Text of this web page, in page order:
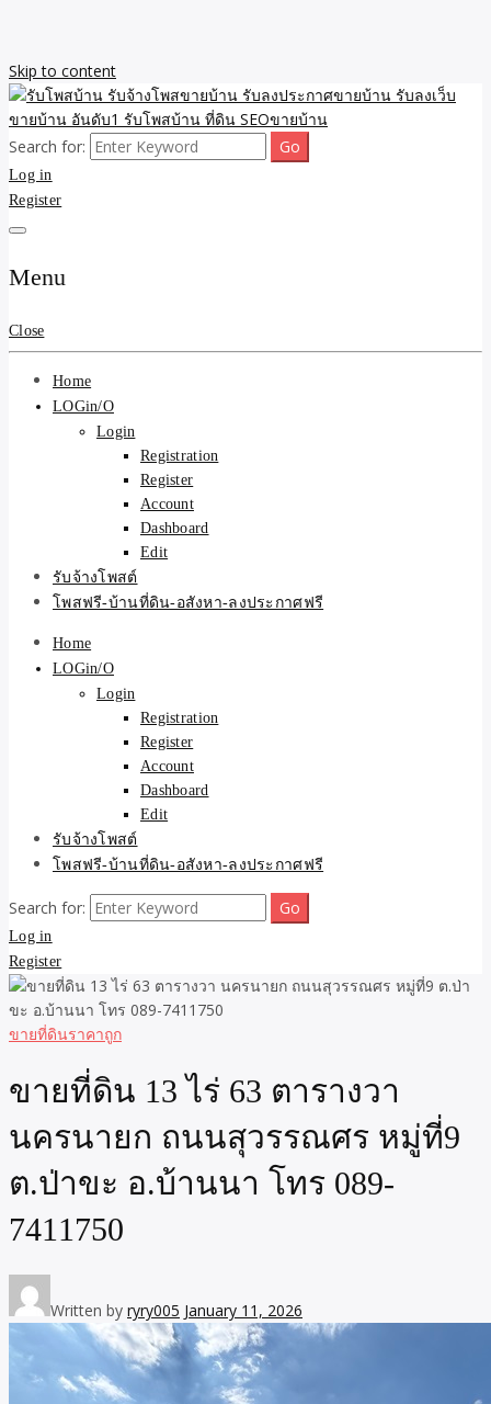
Skip to content
รับโพสบ้าน รับจ้างโพสขาย
บ้าน รับลงประกาศขายบ้าน
รับลงเว็บขายบ้าน อันดับ1
รับโพสบ้าน ที่ดิน SEOขาย
บ้าน
รับจ้างโพสขายบ้าน รับลงเว็บขายบ้าน รับโพสบ้าน รับลงประกาศขาย
บ้าน โพสบ้าน ขายที่ดิน SEO อสังหา ราคาถูก รับลงขายบ้าน
Search for:
Log in
Register
Menu
Close
Home
LOGin/O
Login
Registration
Register
Account
Dashboard
Edit
รับจ้างโพสต์
โพสฟรี-บ้านที่ดิน-อสังหา-ลงประกาศฟรี
Home
LOGin/O
Login
Registration
Register
Account
Dashboard
Edit
รับจ้างโพสต์
โพสฟรี-บ้านที่ดิน-อสังหา-ลงประกาศฟรี
Search for:
Log in
Register
ขายที่ดินราคาถูก
ขายที่ดิน 13 ไร่ 63 ตารางวา
นครนายก ถนนสุวรรณศร หมู่ที่9
ต.ป่าขะ อ.บ้านนา โทร 089-
7411750
Written by ryry005 January 11, 2026